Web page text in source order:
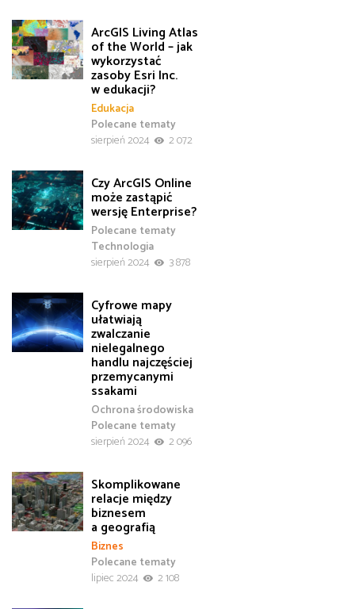
ArcGIS Living Atlas
of the World – jak
wykorzystać
zasoby Esri Inc.
w edukacji?
Edukacja
Polecane tematy
sierpień 2024
2 072
Czy ArcGIS Online
może zastąpić
wersję Enterprise?
Polecane tematy
Technologia
sierpień 2024
3 878
Cyfrowe mapy
ułatwiają
zwalczanie
nielegalnego
handlu najczęściej
przemycanymi
ssakami
Ochrona środowiska
Polecane tematy
sierpień 2024
2 096
Skomplikowane
relacje między
biznesem
a geografią
Biznes
Polecane tematy
lipiec 2024
2 108